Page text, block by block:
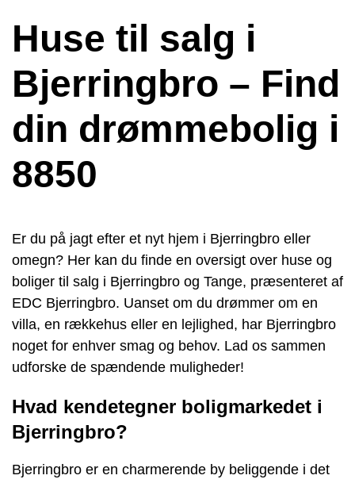
Huse til salg i
Bjerringbro – Find
din drømmebolig i
8850
Er du på jagt efter et nyt hjem i Bjerringbro eller
omegn? Her kan du finde en oversigt over huse og
boliger til salg i Bjerringbro og Tange, præsenteret af
EDC Bjerringbro. Uanset om du drømmer om en
villa, en rækkehus eller en lejlighed, har Bjerringbro
noget for enhver smag og behov. Lad os sammen
udforske de spændende muligheder!
Hvad kendetegner boligmarkedet i
Bjerringbro?
Bjerringbro er en charmerende by beliggende i det